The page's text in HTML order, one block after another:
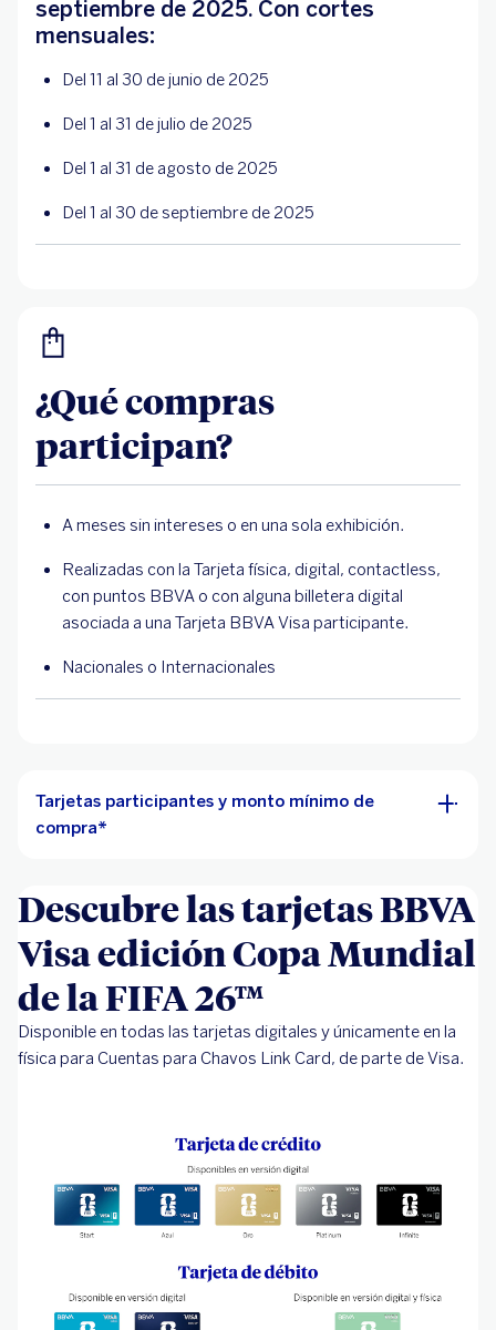
septiembre de 2025. Con cortes
mensuales:
Del 11 al 30 de junio de 2025
Del 1 al 31 de julio de 2025
Del 1 al 31 de agosto de 2025
Del 1 al 30 de septiembre de 2025
¿Qué compras
participan?
A meses sin intereses o en una sola exhibición.
Realizadas con la Tarjeta física, digital, contactless,
con puntos BBVA o con alguna billetera digital
asociada a una Tarjeta BBVA Visa participante.
Nacionales o Internacionales
Tarjetas participantes y monto mínimo de
compra*
Descubre las tarjetas BBVA
Visa edición Copa Mundial
de la FIFA 26™
Disponible en todas las tarjetas digitales y únicamente en la
física para Cuentas para Chavos Link Card, de parte de Visa.